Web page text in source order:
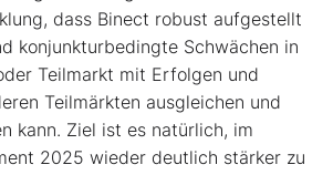
dass Binect robust aufgestellt
konjunkturbedingte Schwächen in
Teilmarkt mit Erfolgen und
Teilmärkten ausgleichen und
kann. Ziel ist es natürlich, im
2025 wieder deutlich stärker zu